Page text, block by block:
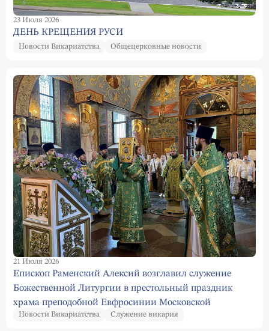
23 Июля 2026
ДЕНЬ КРЕЩЕНИЯ РУСИ
Новости Викариатства Общецерковные новости
21 Июля 2026
Епископ Раменский Алексий возглавил служение
Божественной Литургии в престольный праздник
храма преподобной Евфросинии Московской
Новости Викариатства Служение викария